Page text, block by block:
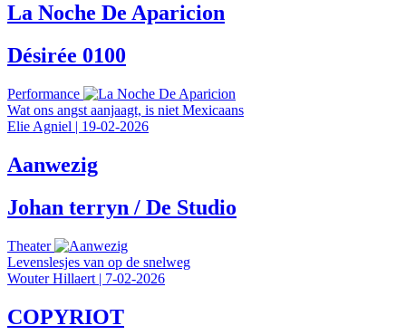
La Noche De Aparicion
Désirée 0100
Performance
Wat ons angst aanjaagt, is niet Mexicaans
Elie Agniel | 19-02-2026
Aanwezig
Johan terryn / De Studio
Theater
Levenslesjes van op de snelweg
Wouter Hillaert | 7-02-2026
COPYRIOT